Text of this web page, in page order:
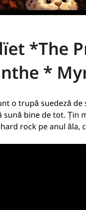
*The
*
o trupă suedeză de
sună bine de tot. Țin
rock pe anul ăla,